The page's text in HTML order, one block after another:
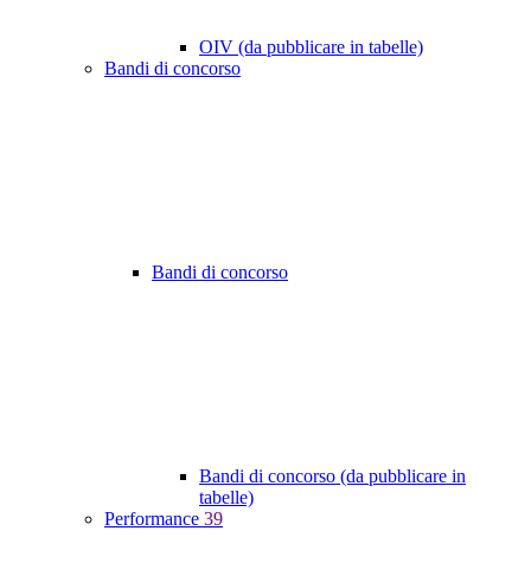
OIV (da pubblicare in tabelle)
Bandi di concorso
Bandi di concorso
Bandi di concorso (da pubblicare in
tabelle)
Performance 39